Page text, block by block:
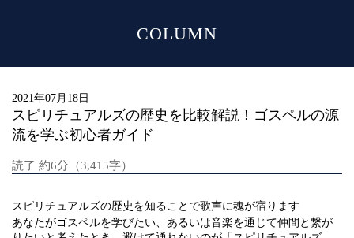
COLUMN
2021年07月18日
スピリチュアルズの歴史を比較解説！ゴスペルの源
流を学ぶ初心者ガイド
読了 約6分（3,415字）
スピリチュアルズの歴史を知ることで歌声に魂が宿ります
あなたがゴスペルを学びたい、あるいは音楽を通じて仲間と繋が